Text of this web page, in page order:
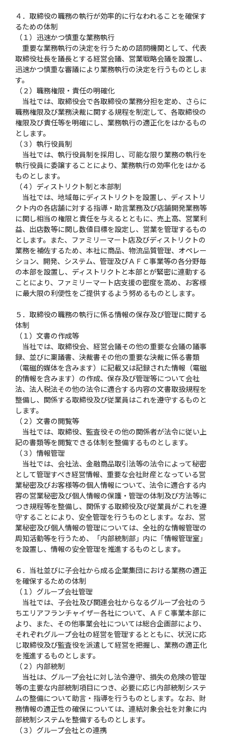
４．取締役の職務の執行が効率的に行なわれることを確保す
るための体制
（１）迅速かつ慎重な業務執行
重要な業務執行の決定を行うための諮問機関として、代表
取締役社長を議長とする経営会議、営業戦略会議を設置し、
迅速かつ慎重な審議により業務執行の決定を行うものとしま
す。
（２）職務権限・責任の明確化
当社では、取締役会で各取締役の業務分担を定め、さらに
職務権限及び業務決裁に関する規程を制定して、各取締役の
権限及び責任等を明確にし、業務執行の適正化をはかるもの
とします。
（３）執行役員制
当社では、執行役員制を採用し、可能な限り業務の執行を
執行役員に委譲することにより、業務執行の効率化をはかる
ものとします。
（４）ディストリクト制と本部制
当社では、地域毎にディストリクトを設置し、ディストリ
クト内の各店舗に対する指導・助言業務及び店舗開発業務等
に関し相当の権限と責任を与えるとともに、売上高、営業利
益、出店数等に関し数値目標を設定し、営業を管理するもの
とします。また、ファミリーマート店及びディストリクトの
業務を補佐するため、本社に商品、物流品質管理、オペレー
ション、開発、システム、管理及びＡＦＣ事業等の各分野毎
の本部を設置し、ディストリクトと本部とが緊密に連動する
ことにより、ファミリーマート店支援の密度を高め、お客様
に最大限の利便性をご提供するよう努めるものとします。
５．取締役の職務の執行に係る情報の保存及び管理に関する
体制
（１）文書の作成等
当社では、取締役会、経営会議その他の重要な会議の議事
録、並びに稟議書、決裁書その他の重要な決裁に係る書類
（電磁的媒体を含みます）に記載又は記録された情報（電磁
的情報を含みます）の作成、保存及び管理等について会社
法、法人税法その他の法令に適合する内容の文書取扱規程を
整備し、関係する取締役及び従業員はこれを遵守するものと
します。
（２）文書の閲覧等
当社では、取締役、監査役その他の関係者が法令に従い上
記の書類等を閲覧できる体制を整備するものとします。
（３）情報管理
当社では、会社法、金融商品取引法等の法令によって秘密
として管理すべき経営情報、重要な会社財産となっている営
業秘密及びお客様等の個人情報について、法令に適合する内
容の営業秘密及び個人情報の保護・管理の体制及び方法等に
つき規程等を整備し、関係する取締役及び従業員がこれを遵
守することにより、安全管理を行うものとします。なお、営
業秘密及び個人情報の管理については、全社的な情報管理の
周知活動等を行うため、「内部統制部」内に「情報管理室」
を設置し、情報の安全管理を推進するものとします。
６．当社並びに子会社から成る企業集団における業務の適正
を確保するための体制
（１）グループ会社管理
当社では、子会社及び関連会社からなるグループ会社のう
ちエリアフランチャイザー各社について、ＡＦＣ事業本部に
より、また、その他事業会社については総合企画部により、
それぞれグループ会社の経営を管理するとともに、状況に応
じ取締役及び監査役を派遣して経営を把握し、業務の適正化
を推進するものとします。
（２）内部統制
当社は、グループ会社に対し法令遵守、損失の危険の管理
等の主要な内部統制項目につき、必要に応じ内部統制システ
ムの整備について助言・指導を行うものとします。なお、財
務情報の適正性の確保については、連結対象会社を対象に内
部統制システムを整備するものとします。
（３）グループ会社との連携